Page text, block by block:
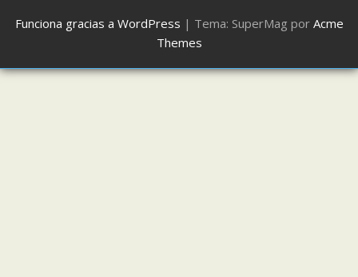
Funciona gracias a WordPress | Tema: SuperMag por Acme
Themes